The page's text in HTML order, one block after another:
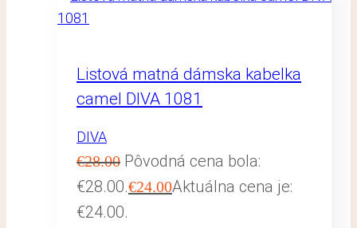
Listová matná dámska kabelka
camel DIVA 1081
DIVA
€28.00 Pôvodná cena bola:
€28.00.€24.00Aktuálna cena je:
€24.00.